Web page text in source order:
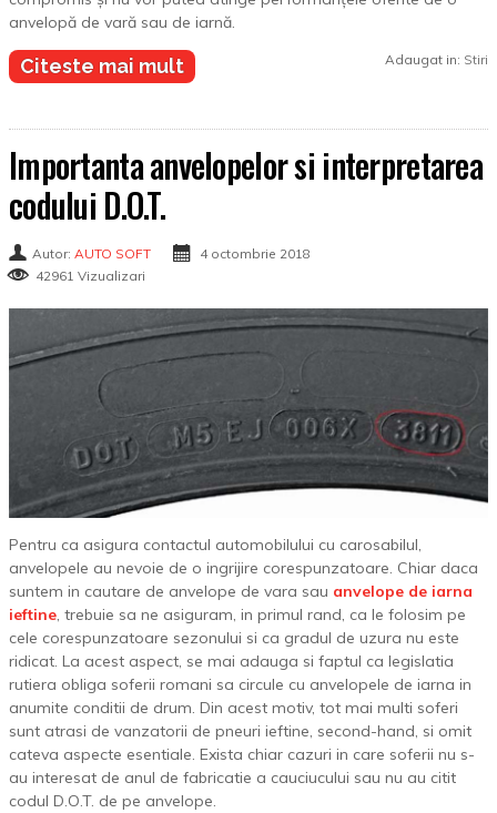
anvelopă de vară sau de iarnă.
Citeste mai mult Adaugat in: Stiri
Importanta anvelopelor si interpretarea
codului D.O.T.
Autor: AUTO SOFT
4 octombrie 2018
42961 Vizualizari
Pentru ca asigura contactul automobilului cu carosabilul,
anvelopele au nevoie de o ingrijire corespunzatoare. Chiar daca
suntem in cautare de anvelope de vara sau anvelope de iarna
ieftine, trebuie sa ne asiguram, in primul rand, ca le folosim pe
cele corespunzatoare sezonului si ca gradul de uzura nu este
ridicat. La acest aspect, se mai adauga si faptul ca legislatia
rutiera obliga soferii romani sa circule cu anvelopele de iarna in
anumite conditii de drum. Din acest motiv, tot mai multi soferi
sunt atrasi de vanzatorii de pneuri ieftine, second-hand, si omit
cateva aspecte esentiale. Exista chiar cazuri in care soferii nu s-
au interesat de anul de fabricatie a cauciucului sau nu au citit
codul D.O.T. de pe anvelope.